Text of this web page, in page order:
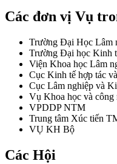
Các đơn vị Vụ
Trường Đại Học Lâm
Trường Đại học Kinh
Viện Khoa học Lâm
Cục Kinh tế hợp tác
Cục Lâm nghiệp và
Vụ Khoa học và công
VPDDP NTM
Trung tâm Xúc tiến
VỤ KH Bộ
Các Hội